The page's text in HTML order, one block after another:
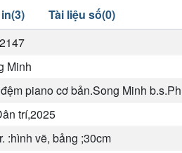
Tài liệu số(0)
Minh
piano cơ bản.Song Minh
trí,2025
:hình vẽ, bảng ;30cm